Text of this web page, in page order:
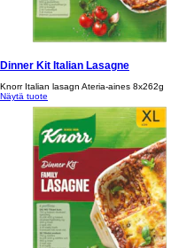
Dinner Kit Italian Lasagne
Knorr Italian lasagn Ateria-aines 8x262g
Näytä tuote